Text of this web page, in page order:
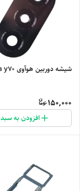
شیشه دوربین هوآوی nova y70
150,000
افزودن به سبد